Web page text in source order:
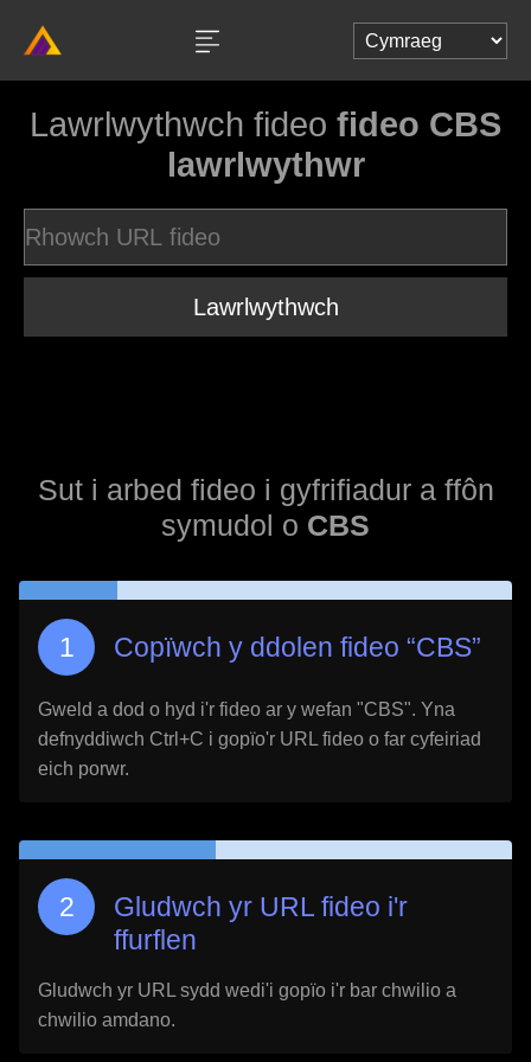
Lawrlwythwch fideo fideo CBS
lawrlwythwr
Lawrlwythwch
Sut i arbed fideo i gyfrifiadur a ffôn
symudol o CBS
Copïwch y ddolen fideo “CBS”
Gweld a dod o hyd i'r fideo ar y wefan "CBS". Yna
defnyddiwch Ctrl+C i gopïo'r URL fideo o far cyfeiriad
eich porwr.
Gludwch yr URL fideo i'r
ffurflen
Gludwch yr URL sydd wedi'i gopïo i'r bar chwilio a
chwilio amdano.